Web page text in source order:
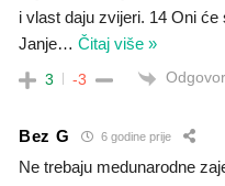
i vlast daju zvijeri. 14 Oni
Janje… Čitaj više »
3 -3
Bez G 6 godine prije
Ne trebaju medunarodne